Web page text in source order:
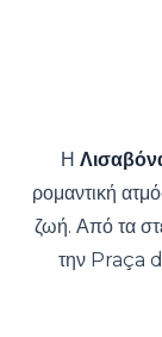
Η
ρομαντική
ζωή. Από τα
την Praça